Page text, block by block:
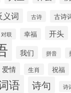
义词 古诗 古诗
对联 幸福 开头
我们 拼音
爱情 生肖 祝福
语 诗句 诗